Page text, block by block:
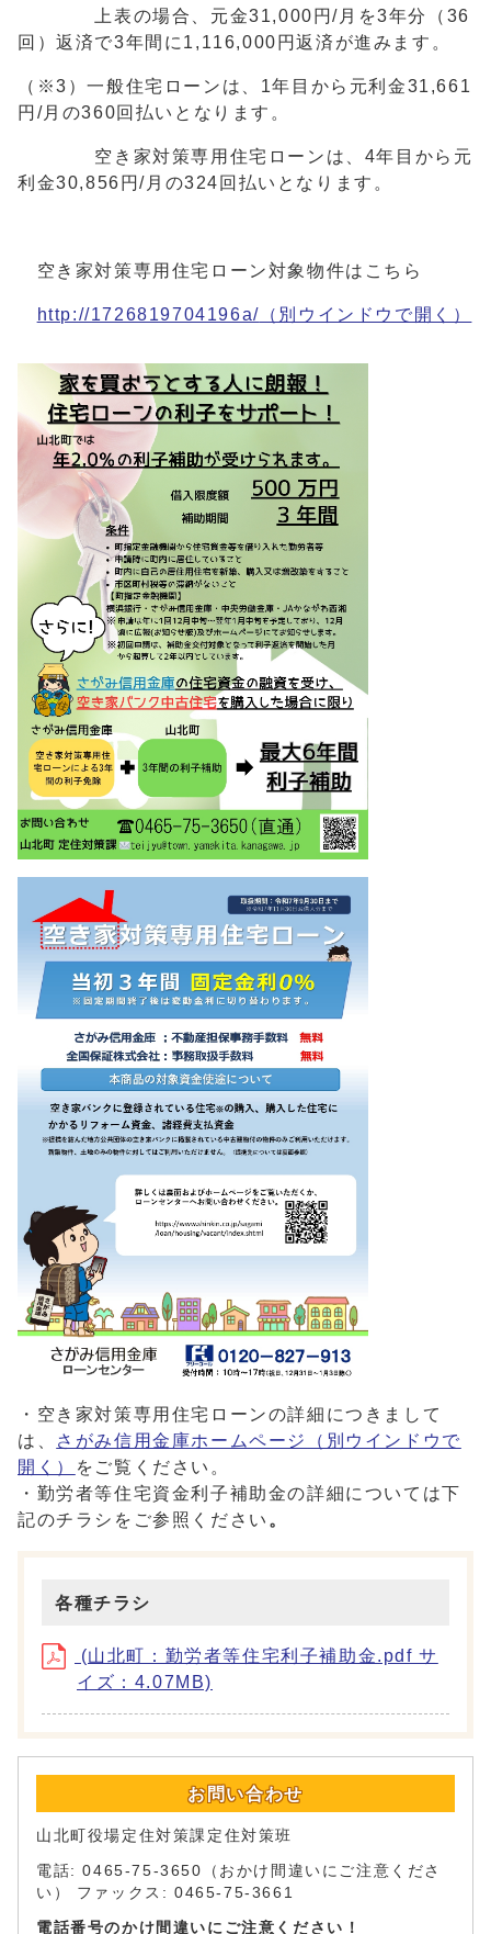
上表の場合、元金31,000円/月を3年分（36
回）返済で3年間に1,116,000円返済が進みます。
（※3）一般住宅ローンは、1年目から元利金31,661
円/月の360回払いとなります。
空き家対策専用住宅ローンは、4年目から元
利金30,856円/月の324回払いとなります。
空き家対策専用住宅ローン対象物件はこちら
http://1726819704196a/ （別ウインドウで開く）
・空き家対策専用住宅ローンの詳細につきまして
は、
さがみ信用金庫ホームページ
（別ウインドウで
開く）
をご覧ください。
・勤労者等住宅資金利子補助金の詳細については下
記のチラシをご参照ください 。
各種チラシ
(山北町：勤労者等住宅利子補助金.pdf サ
イズ：4.07MB)
お問い合わせ
山北町役場定住対策課定住対策班
電話: 0465-75-3650（おかけ間違いにご注意くださ
い） ファックス: 0465-75-3661
電話番号のかけ間違いにご注意ください！